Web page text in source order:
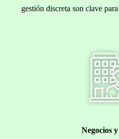
gestión discreta son clave
Negocios